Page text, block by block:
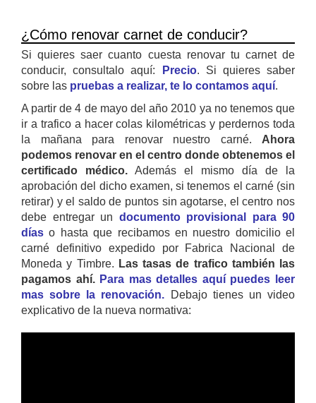
¿Cómo renovar carnet de conducir?
Si quieres saer cuanto cuesta renovar tu carnet de
conducir, consultalo aquí:
Precio. Si quieres saber
sobre las pruebas a realizar, te lo contamos aquí.
A partir de 4 de mayo del año 2010 ya no tenemos que
ir a trafico a hacer colas kilométricas y perdernos toda
la mañana para renovar nuestro carné. Ahora
podemos renovar en el centro donde obtenemos el
certificado médico. Además el mismo día de la
aprobación del dicho examen, si tenemos el carné (sin
retirar) y el saldo de puntos sin agotarse, el centro nos
debe entregar un documento provisional para 90
días o hasta que recibamos en nuestro domicilio el
carné definitivo expedido por Fabrica Nacional de
Moneda y Timbre. Las tasas de trafico también las
pagamos ahí. Para mas detalles aquí puedes leer
mas sobre la renovación. Debajo tienes un video
explicativo de la nueva normativa: